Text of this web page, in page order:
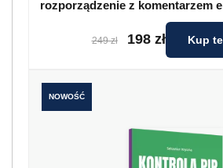
rozporządzenie z komentarzem
249 zł 198 zł Kup
NOWOŚĆ